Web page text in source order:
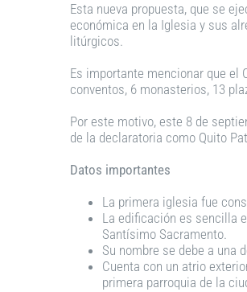
Esta nueva propuesta, que se
económica en la Iglesia y sus
litúrgicos.
Es importante mencionar que el
conventos, 6 monasterios, 13
Por este motivo, este 8 de
de la declaratoria como Quito
Datos importantes
La primera iglesia fue
La edificación es sencilla
Santísimo Sacramento.
Su nombre se debe a una
Cuenta con un atrio
primera parroquia de la